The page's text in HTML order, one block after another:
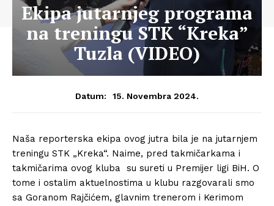
Ekipa jutarnjeg programa
na treningu STK “Kreka”
Tuzla (VIDEO)
Datum: 15. Novembra 2024.
Naša reporterska ekipa ovog jutra bila je na jutarnjem
treningu STK „Kreka“. Naime, pred takmičarkama i
takmičarima ovog kluba su sureti u Premijer ligi BiH. O
tome i ostalim aktuelnostima u klubu razgovarali smo
sa Goranom Rajčićem, glavnim trenerom i Kerimom